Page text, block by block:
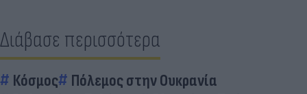
Διάβασε περισσότερα
Κόσμος
Πόλεμος στην Ουκρανία